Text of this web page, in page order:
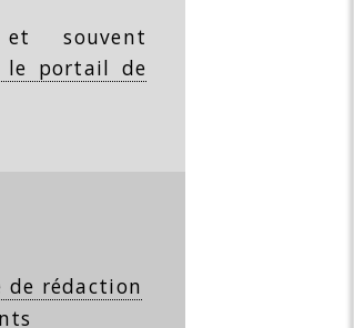
souvent
le portail de
de rédaction